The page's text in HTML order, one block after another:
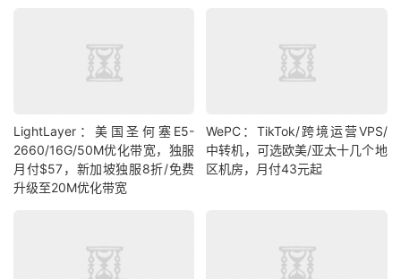
LightLayer：美国圣何塞E5-
2660/16G/50M优化带宽，独服
月付$57，新加坡独服8折/免费
升级至20M优化带宽
WePC：TikTok/跨境运营VPS/
中转机，可选欧美/亚太十几个地
区机房，月付43元起